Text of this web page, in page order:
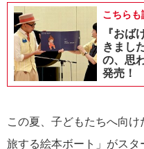
こちら
『おば
きまし
の、思
発売！
この夏、子どもたちへ向
旅する絵本ボート」がスタ